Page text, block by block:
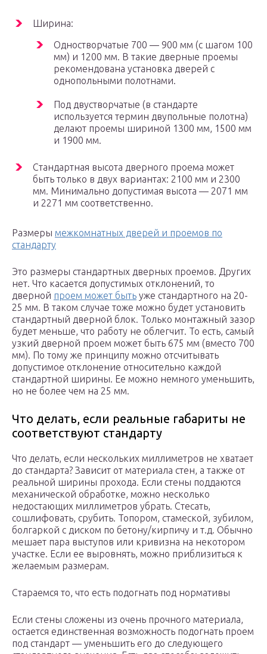
Ширина:
Одностворчатые 700 — 900 мм (с шагом 100
мм) и 1200 мм. В такие дверные проемы
рекомендована установка дверей с
однопольными полотнами.
Под двустворчатые (в стандарте
используется термин двупольные полотна)
делают проемы шириной 1300 мм, 1500 мм
и 1900 мм.
Стандартная высота дверного проема может
быть только в двух вариантах: 2100 мм и 2300
мм. Минимально допустимая высота — 2071 мм
и 2271 мм соответственно.
Размеры межкомнатных дверей и проемов по
стандарту
Это размеры стандартных дверных проемов. Других
нет. Что касается допустимых отклонений, то
дверной проем может быть уже стандартного на 20-
25 мм. В таком случае тоже можно будет установить
стандартный дверной блок. Только монтажный зазор
будет меньше, что работу не облегчит. То есть, самый
узкий дверной проем может быть 675 мм (вместо 700
мм). По тому же принципу можно отсчитывать
допустимое отклонение относительно каждой
стандартной ширины. Ее можно немного уменьшить,
но не более чем на 25 мм.
Что делать, если реальные габариты не
соответствуют стандарту
Что делать, если нескольких миллиметров не хватает
до стандарта? Зависит от материала стен, а также от
реальной ширины прохода. Если стены поддаются
механической обработке, можно несколько
недостающих миллиметров убрать. Стесать,
сошлифовать, срубить. Топором, стамеской, зубилом,
болгаркой с диском по бетону/кирпичу и т.д. Обычно
мешает пара выступов или кривизна на некотором
участке. Если ее выровнять, можно приблизиться к
желаемым размерам.
Стараемся то, что есть подогнать под нормативы
Если стены сложены из очень прочного материала,
остается единственная возможность подогнать проем
под стандарт — уменьшить его до следующего